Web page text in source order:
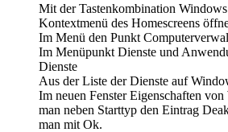
Mit der Tastenkombination
Kontextmenü des Homescreens
Im Menü den Punkt
Im Menüpunkt Dienste und
Dienste
Aus der Liste der Dienste auf
Im neuen Fenster Eigenschaften
man neben Starttyp den Eintrag
man mit Ok.